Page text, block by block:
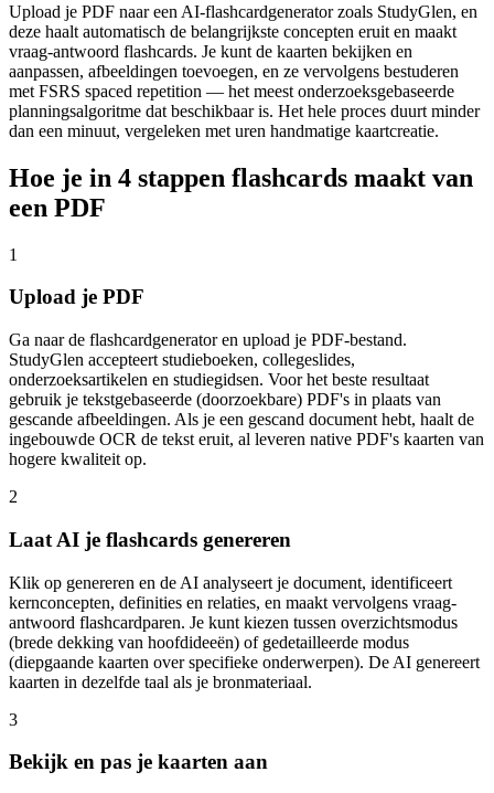
Upload je PDF naar een AI-flashcardgenerator zoals StudyGlen, en
deze haalt automatisch de belangrijkste concepten eruit en maakt
vraag-antwoord flashcards. Je kunt de kaarten bekijken en
aanpassen, afbeeldingen toevoegen, en ze vervolgens bestuderen
met FSRS spaced repetition — het meest onderzoeksgebaseerde
planningsalgoritme dat beschikbaar is. Het hele proces duurt minder
dan een minuut, vergeleken met uren handmatige kaartcreatie.
Hoe je in 4 stappen flashcards maakt van
een PDF
1
Upload je PDF
Ga naar de flashcardgenerator en upload je PDF-bestand.
StudyGlen accepteert studieboeken, collegeslides,
onderzoeksartikelen en studiegidsen. Voor het beste resultaat
gebruik je tekstgebaseerde (doorzoekbare) PDF's in plaats van
gescande afbeeldingen. Als je een gescand document hebt, haalt de
ingebouwde OCR de tekst eruit, al leveren native PDF's kaarten van
hogere kwaliteit op.
2
Laat AI je flashcards genereren
Klik op genereren en de AI analyseert je document, identificeert
kernconcepten, definities en relaties, en maakt vervolgens vraag-
antwoord flashcardparen. Je kunt kiezen tussen overzichtsmodus
(brede dekking van hoofdideeën) of gedetailleerde modus
(diepgaande kaarten over specifieke onderwerpen). De AI genereert
kaarten in dezelfde taal als je bronmateriaal.
3
Bekijk en pas je kaarten aan